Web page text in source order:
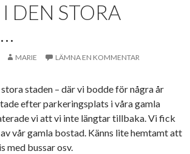
DEN STORA
MARIE LÄMNA EN KOMMENTAR
staden – där vi bodde för några år
efter parkeringsplats i våra gamla
vi att vi inte längtar tillbaka. Vi fick
vår gamla bostad. Känns lite hemtamt att
med bussar osv.